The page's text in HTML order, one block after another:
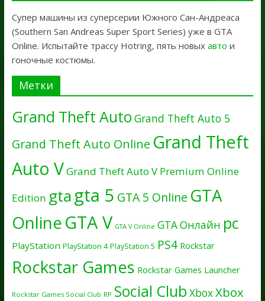
Супер машины из суперсерии Южного Сан-Андреаса
(Southern San Andreas Super Sport Series) уже в GTA
Online. Испытайте трассу Hotring, пять новых авто и
гоночные костюмы.
Метки
Grand Theft Auto Grand Theft Auto 5
Grand Theft Auto Online Grand Theft
Auto VGrand Theft Auto V Premium Online
Edition gtagta 5 GTA 5 Online GTA
OnlineGTA V GTA V Online GTA Онлайн pc
PlayStation PlayStation 4 PlayStation 5 PS4 Rockstar
Rockstar Games Rockstar Games Launcher
Rockstar Games Social Club RP Social Club XboxXbox